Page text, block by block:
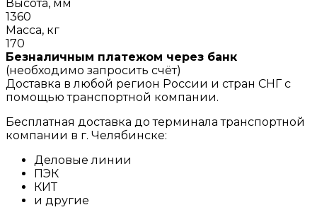
Высота, мм
1360
Масса, кг
170
Безналичным платежом через банк
(необходимо запросить счёт)
Доставка в любой регион России и стран СНГ с
помощью транспортной компании.
Бесплатная доставка до терминала транспортной
компании в г. Челябинске:
Деловые линии
ПЭК
КИТ
и другие